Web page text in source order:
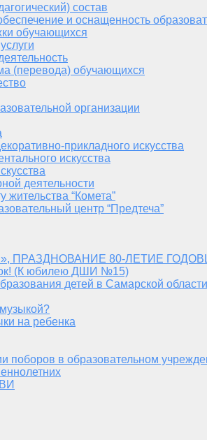
состав
и оснащенность
обучающихся
(перевода) обучающихся
организации
прикладного искусства
искусства
деятельности
жительства “Комета”
центр “Предтеча”
ПРАЗДНОВАНИЕ 80-ЛЕТИЕ
(К юбилею ДШИ №15)
детей в Самарской области
на ребенка
поборов в образовательном